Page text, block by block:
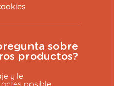
sobre
productos?
y le
posible.